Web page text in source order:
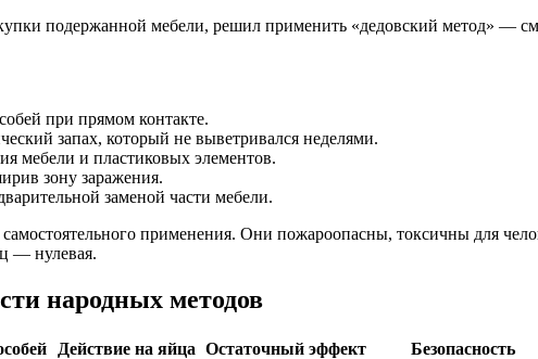
подержанной мебели, решил применить «дедовский метод» —
при прямом контакте.
запах, который не выветривался неделями.
мебели и пластиковых элементов.
зону заражения.
заменой части мебели.
применения. Они пожароопасны, токсичны для
— нулевая.
народных методов
Действие на яйца Остаточный эффект
Безопасность